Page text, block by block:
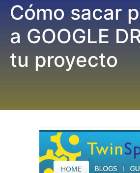
Cómo sacar
a GOOGLE
tu proyecto